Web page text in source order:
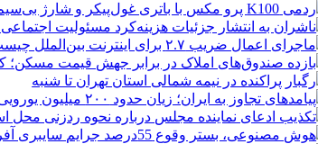
ردمی K100 پرو مکس با باتری غول‌پیکر و شارژ بی‌سیم روانه بازار می‌شود
ناشران به انتشار جزئیات هزینه‌کرد مسئولیت
ماجرای اعمال ضریب ۲.۷ برای اینترنت بین‌الملل چیست؟
بازده صندوق‌های املاک در برابر جهش قیمت مسکن؛
رگبار پراکنده در نیمه شمالی استان تهران تا شنبه
پیامدهای تجاوز به ایران؛ زیان حدود ۲۰۰ میلیون یورویی شرکت هواپیمایی مجارستان
تکذیب ادعای نماینده مجلس درباره نحوه ردزنی محل
هوش مصنوعی، بستر وقوع 55درصد جرایم سایبری آفریقاست